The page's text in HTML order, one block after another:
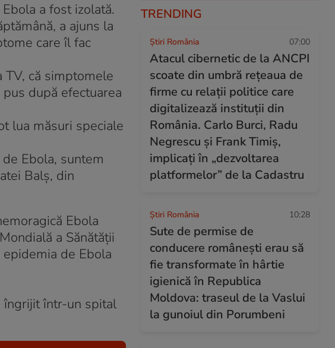
a fost izolată.
a ajuns la
care îl fac
TV, că simptomele
după efectuarea
lua măsuri speciale
Ebola, suntem
Balș, din
Ebola
a Sănătății
de Ebola
îngrijit într-un spital
TRENDING
Știri România 07:00
Atacul cibernetic de la ANCPI
scoate din umbră rețeaua de
firme cu relații politice care
digitalizează instituții din
România. Carlo Burci, Radu
Negrescu și Frank Timiș,
implicați în „dezvoltarea
platformelor” de la Cadastru
Știri România 10:28
Sute de permise de
conducere românești erau să
fie transformate în hârtie
igienică în Republica
Moldova: traseul de la Vaslui
la gunoiul din Porumbeni